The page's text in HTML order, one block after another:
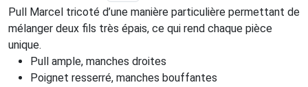
Pull Marcel tricoté d’une manière particulière permettant de
mélanger deux fils très épais, ce qui rend chaque pièce
unique.
Pull ample, manches droites
Poignet resserré, manches bouffantes